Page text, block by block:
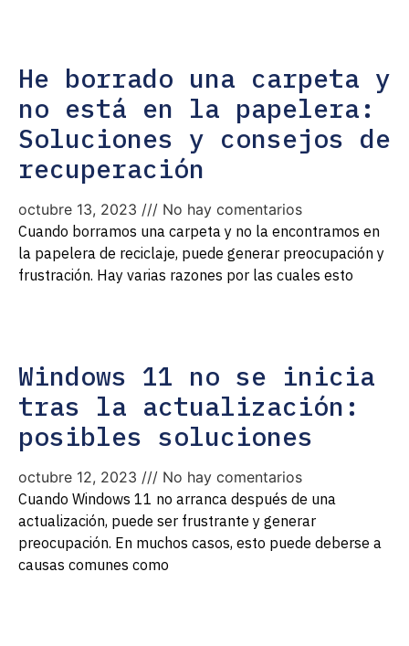
He borrado una carpeta y
no está en la papelera:
Soluciones y consejos de
recuperación
octubre 13, 2023
No hay comentarios
Cuando borramos una carpeta y no la encontramos en
la papelera de reciclaje, puede generar preocupación y
frustración. Hay varias razones por las cuales esto
Windows 11 no se inicia
tras la actualización:
posibles soluciones
octubre 12, 2023
No hay comentarios
Cuando Windows 11 no arranca después de una
actualización, puede ser frustrante y generar
preocupación. En muchos casos, esto puede deberse a
causas comunes como